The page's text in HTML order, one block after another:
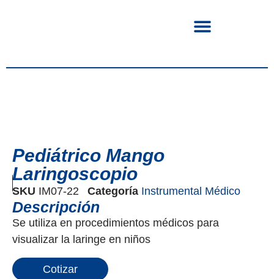
Pediátrico Mango
Laringoscopio
SKU IM07-22 Categoría Instrumental Médico
Descripción
Se utiliza en procedimientos médicos para
visualizar la laringe en niños
Cotizar